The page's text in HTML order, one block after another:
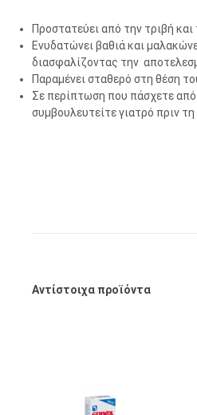
Προστατεύει από την τριβή και
Ενυδατώνει βαθιά και
διασφαλίζοντας την
Παραμένει σταθερό στη θέση
Σε περίπτωση που πάσχετε από
συμβουλευτείτε γιατρό πριν τη
Αντίστοιχα προϊόντα